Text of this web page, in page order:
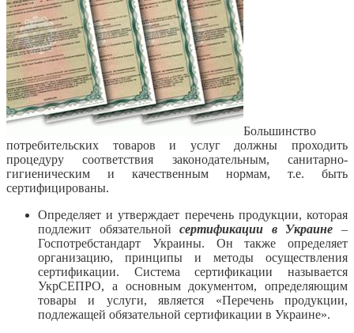
Большинство
потребительских товаров и услуг должны проходить
процедуру соответствия законодательным, санитарно-
гигиеническим и качественным нормам, т.е. быть
сертифицированы.
Определяет и утверждает перечень продукции, которая
подлежит обязательнойсертификации в Украине –
Госпотребстандарт Украины. Он также определяет
организацию, принципы и методы осуществления
сертификации. Система сертификации называется
УкрСЕПРО, а основным документом, определяющим
товары и услуги, является «Перечень продукции,
подлежащей обязательной сертификации в Украине».